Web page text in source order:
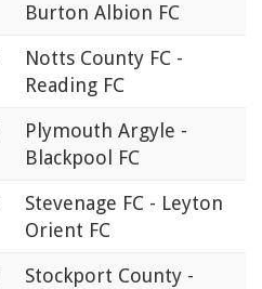
Burton Albion FC
Notts County FC -
Reading FC
Plymouth Argyle -
Blackpool FC
Stevenage FC - Leyton
Orient FC
Stockport County -